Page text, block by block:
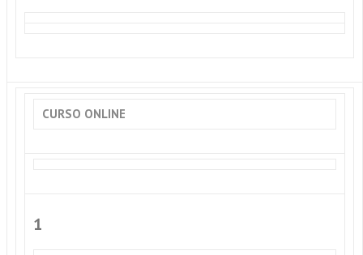
CURSO ONLINE
1